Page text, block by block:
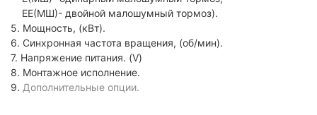
ЕЕ(МШ)- двойной малошумный тормоз).
5. Мощность, (кВт).
6. Синхронная частота вращения, (об/мин).
7. Напряжение питания. (V)
8. Монтажное исполнение.
9. Дополнительные опции.